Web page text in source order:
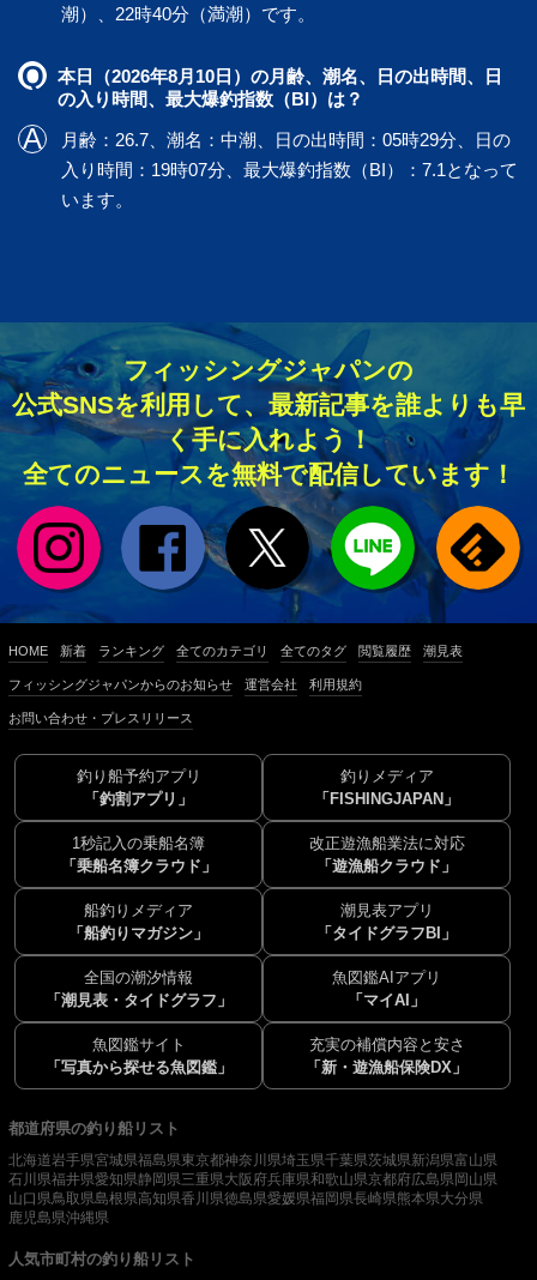
潮）、22時40分（満潮）です。
本日（2026年8月10日）の月齢、潮名、日の出時間、日
の入り時間、最大爆釣指数（BI）は？
月齢：26.7、潮名：中潮、日の出時間：05時29分、日の
入り時間：19時07分、最大爆釣指数（BI）：7.1となって
います。
フィッシングジャパンの
公式SNSを利用して、最新記事を誰よりも早
く手に入れよう！
全てのニュースを無料で配信しています！
HOME 新着 ランキング 全てのカテゴリ 全てのタグ 閲覧履歴 潮見表
フィッシングジャパンからのお知らせ 運営会社 利用規約
お問い合わせ・プレスリリース
釣り船予約アプリ
「釣割アプリ」
釣りメディア
「FISHINGJAPAN」
1秒記入の乗船名簿
「乗船名簿クラウド」
改正遊漁船業法に対応
「遊漁船クラウド」
船釣りメディア
「船釣りマガジン」
潮見表アプリ
「タイドグラフBI」
全国の潮汐情報
「潮見表・タイドグラフ」
魚図鑑AIアプリ
「マイAI」
魚図鑑サイト
「写真から探せる魚図鑑」
充実の補償内容と安さ
「新・遊漁船保険DX」
都道府県の釣り船リスト
北海道岩手県宮城県福島県東京都神奈川県埼玉県千葉県茨城県新潟県富山県
石川県福井県愛知県静岡県三重県大阪府兵庫県和歌山県京都府広島県岡山県
山口県鳥取県島根県高知県香川県徳島県愛媛県福岡県長崎県熊本県大分県
鹿児島県沖縄県
人気市町村の釣り船リスト